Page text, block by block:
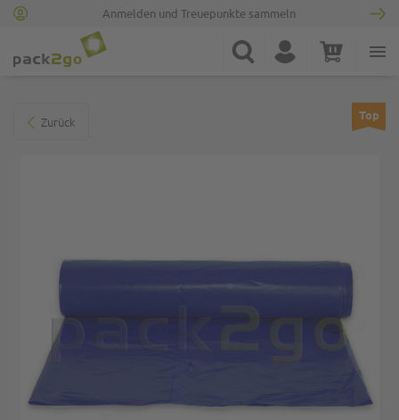
Anmelden und Treuepunkte sammeln
Suche Konto Warenkorb
Zurück Top